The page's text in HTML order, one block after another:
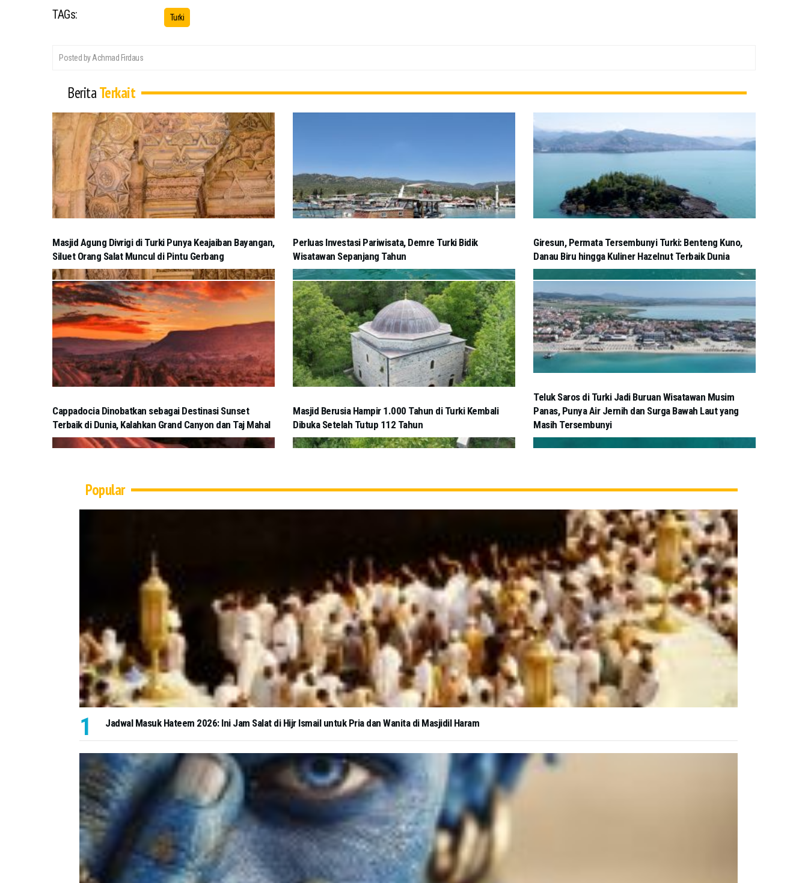
TAGs: Turki
Posted by Achmad Firdaus
BeritaTerkait
Masjid Agung Divrigi di Turki Punya Keajaiban Bayangan,
Siluet Orang Salat Muncul di Pintu Gerbang
Perluas Investasi Pariwisata, Demre Turki Bidik
Wisatawan Sepanjang Tahun
Giresun, Permata Tersembunyi Turki: Benteng Kuno,
Danau Biru hingga Kuliner Hazelnut Terbaik Dunia
Cappadocia Dinobatkan sebagai Destinasi Sunset
Terbaik di Dunia, Kalahkan Grand Canyon dan Taj Mahal
Masjid Berusia Hampir 1.000 Tahun di Turki Kembali
Dibuka Setelah Tutup 112 Tahun
Teluk Saros di Turki Jadi Buruan Wisatawan Musim
Panas, Punya Air Jernih dan Surga Bawah Laut yang
Masih Tersembunyi
Popular
Jadwal Masuk Hateem 2026: Ini Jam Salat di Hijr Ismail untuk Pria dan Wanita di Masjidil Haram